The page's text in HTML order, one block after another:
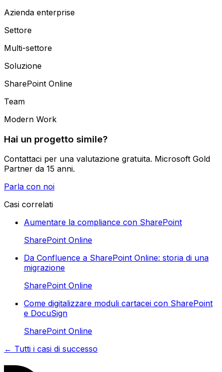
Azienda enterprise
Settore
Multi-settore
Soluzione
SharePoint Online
Team
Modern Work
Hai un progetto simile?
Contattaci per una valutazione gratuita. Microsoft Gold
Partner da 15 anni.
Parla con noi
Casi correlati
Aumentare la compliance con SharePoint
SharePoint Online
Da Confluence a SharePoint Online: storia di una
migrazione
SharePoint Online
Come digitalizzare moduli cartacei con SharePoint
e DocuSign
SharePoint Online
← Tutti i casi di successo